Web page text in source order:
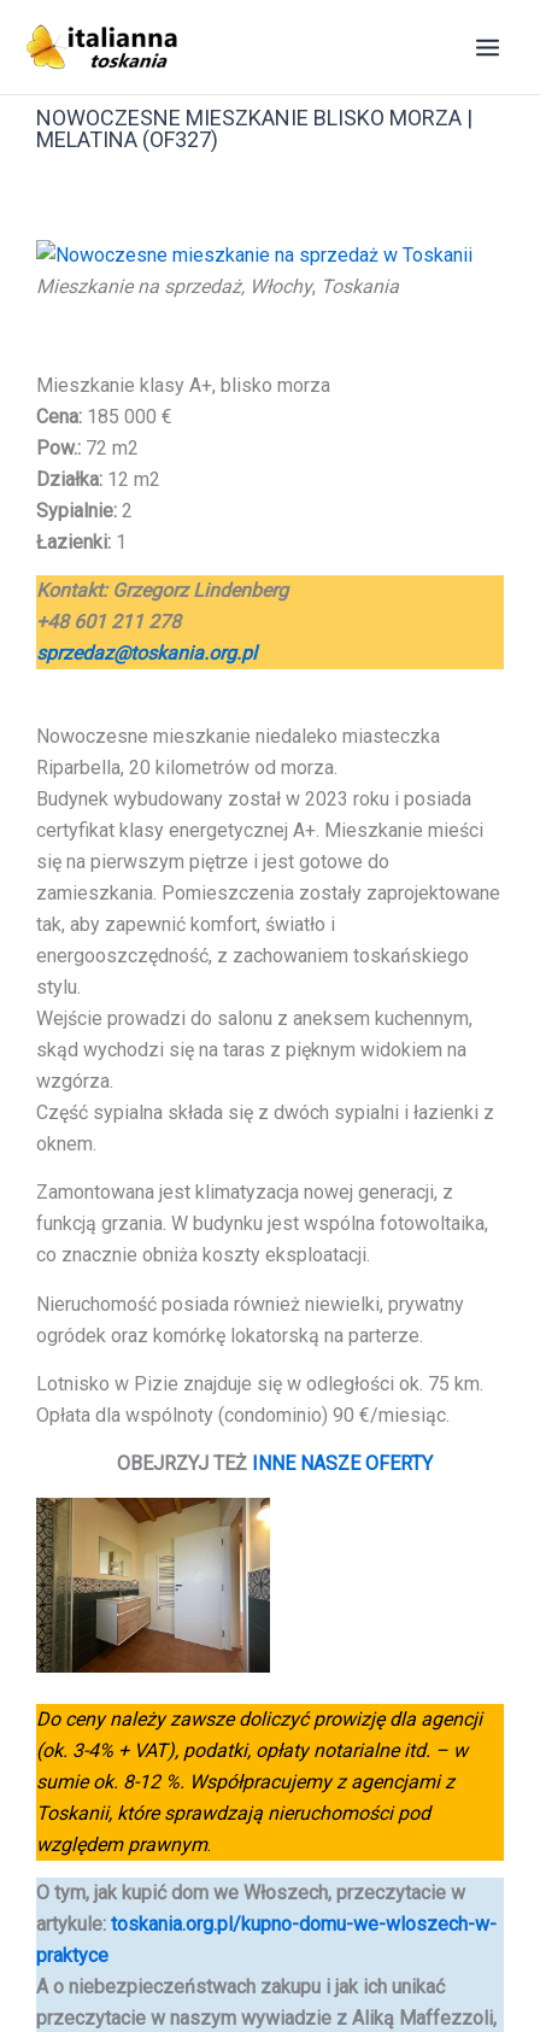
NOWOCZESNE MIESZKANIE BLISKO MORZA |
MELATINA (OF327)
Mieszkanie na sprzedaż, Włochy, Toskania
Mieszkanie klasy A+, blisko morza
Cena: 185 000 €
Pow.: 72 m2
Działka: 12 m2
Sypialnie: 2
Łazienki: 1
Kontakt: Grzegorz Lindenberg
+48 601 211 278
sprzedaz@toskania.org.pl
Nowoczesne mieszkanie niedaleko miasteczka
Riparbella, 20 kilometrów od morza.
Budynek wybudowany został w 2023 roku i posiada
certyfikat klasy energetycznej A+. Mieszkanie mieści
się na pierwszym piętrze i jest gotowe do
zamieszkania. Pomieszczenia zostały zaprojektowane
tak, aby zapewnić komfort, światło i
energooszczędność, z zachowaniem toskańskiego
stylu.
Wejście prowadzi do salonu z aneksem kuchennym,
skąd wychodzi się na taras z pięknym widokiem na
wzgórza.
Część sypialna składa się z dwóch sypialni i łazienki z
oknem.
Zamontowana jest klimatyzacja nowej generacji, z
funkcją grzania. W budynku jest wspólna fotowoltaika,
co znacznie obniża koszty eksploatacji.
Nieruchomość posiada również niewielki, prywatny
ogródek oraz komórkę lokatorską na parterze.
Lotnisko w Pizie znajduje się w odległości ok. 75 km.
Opłata dla wspólnoty (condominio) 90 €/miesiąc.
OBEJRZYJ TEŻ INNE NASZE OFERTY
Do ceny należy zawsze doliczyć prowizję dla agencji
(ok. 3-4% + VAT), podatki, opłaty notarialne itd. – w
sumie ok. 8-12 %. Współpracujemy z agencjami z
Toskanii, które sprawdzają nieruchomości pod
względem prawnym.
O tym, jak kupić dom we Włoszech, przeczytacie w
artykule: toskania.org.pl/kupno-domu-we-wloszech-w-
praktyce
A o niebezpieczeństwach zakupu i jak ich unikać
przeczytacie w naszym wywiadzie z Aliką Maffezzoli,